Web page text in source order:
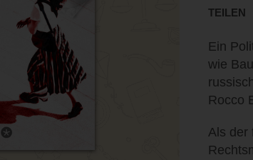
TEILEN
Ein
wie
Rocco
Als der